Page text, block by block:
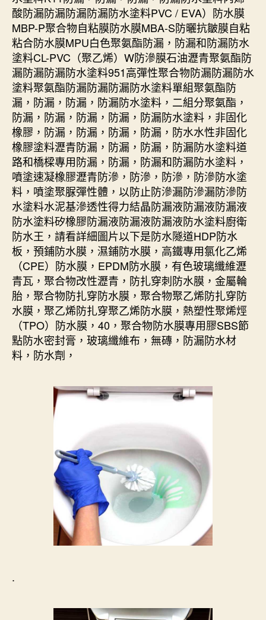
酸防漏防漏防漏防漏防水塗料PVC / EVA）防水膜
MBP-P聚合物自粘膜防水膜MBA-S防曬抗皺膜自粘
粘合防水膜MPU白色聚氨酯防漏，防漏和防漏防水
塗料CL-PVC（聚乙烯）W防滲膜石油瀝青聚氨酯防
漏防漏防漏防水塗料951高彈性聚合物防漏防漏防水
塗料聚氨酯防漏防漏防漏防水塗料單組聚氨酯防
漏，防漏，防漏，防漏防水塗料，二組分聚氨酯，
防漏，防漏，防漏，防漏，防漏防水塗料，非固化
橡膠，防漏，防漏，防漏，防漏，防水水性非固化
橡膠塗料瀝青防漏，防漏，防漏，防漏防水塗料道
路和橋樑專用防漏，防漏，防漏和防漏防水塗料，
噴塗速凝橡膠瀝青防滲，防滲，防滲，防滲防水塗
料，噴塗聚脲彈性體，以防止防滲漏防滲漏防滲防
水塗料水泥基滲透性得力結晶防漏液防漏液防漏液
防水塗料矽橡膠防漏液防漏液防漏液防水塗料廚衛
防水王，請看詳細圖片以下是防水隧道HDP防水
板，預鋪防水膜，濕鋪防水膜，高鐵專用氯化乙烯
（CPE）防水膜，EPDM防水膜，有色玻璃纖維瀝
青瓦，聚合物改性瀝青，防扎穿刺防水膜，金屬輪
胎，聚合物防扎穿防水膜，聚合物聚乙烯防扎穿防
水膜，聚乙烯防扎穿聚乙烯防水膜，熱塑性聚烯烴
（TPO）防水膜，40，聚合物防水膜專用膠SBS節
點防水密封膏，玻璃纖維布，無磚，防漏防水材
料，防水劑，
.